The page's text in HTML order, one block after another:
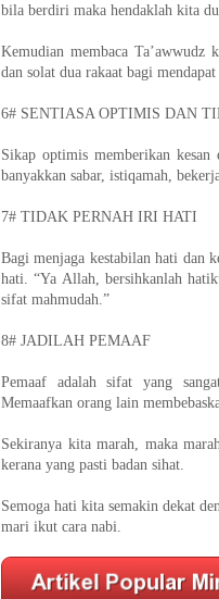
bila berdiri maka hendaklah kita
Kemudian membaca Ta’awwudz
dan solat dua rakaat bagi
6# SENTIASA OPTIMIS DAN
Sikap optimis memberikan
banyakkan sabar, istiqamah,
7# TIDAK PERNAH IRI HATI
Bagi menjaga kestabilan hati dan
hati. “Ya Allah, bersihkanlah
sifat mahmudah.”
8# JADILAH PEMAAF
Pemaaf adalah sifat yang
Memaafkan orang lain
Sekiranya kita marah, maka
kerana yang pasti badan sihat.
Semoga hati kita semakin dekat
mari ikut cara nabi.